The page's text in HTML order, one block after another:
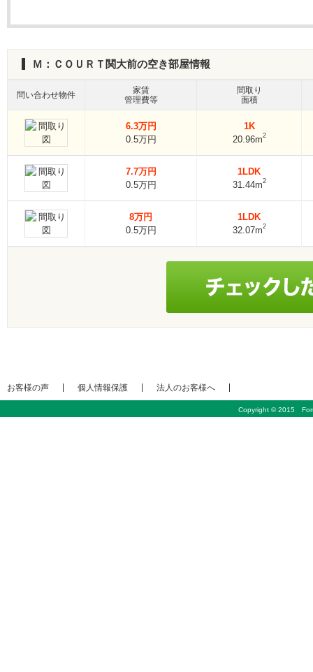
Ｍ：ＣＯＵＲＴ関大前の空き部屋情報
問い合わせ物件
家賃
管理費等
間取り
面積
6.3万円
0.5万円
1K
20.96m2
7.7万円
0.5万円
1LDK
31.44m2
8万円
0.5万円
1LDK
32.07m2
お客様の声 個人情報保護 法人のお客様へ
Copyright © 2015